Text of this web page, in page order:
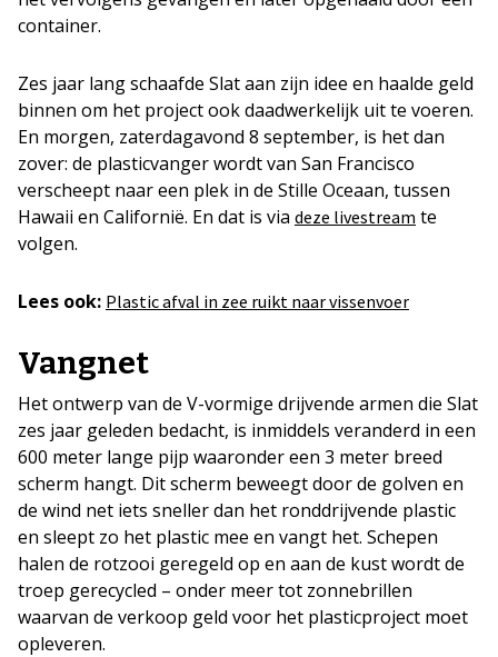
container.
Zes jaar lang schaafde Slat aan zijn idee en haalde geld
binnen om het project ook daadwerkelijk uit te voeren.
En morgen, zaterdagavond 8 september, is het dan
zover: de plasticvanger wordt van San Francisco
verscheept naar een plek in de Stille Oceaan, tussen
Hawaii en Californië. En dat is via deze livestream te
volgen.
Lees ook: Plastic afval in zee ruikt naar vissenvoer
Vangnet
Het ontwerp van de V-vormige drijvende armen die Slat
zes jaar geleden bedacht, is inmiddels veranderd in een
600 meter lange pijp waaronder een 3 meter breed
scherm hangt. Dit scherm beweegt door de golven en
de wind net iets sneller dan het ronddrijvende plastic
en sleept zo het plastic mee en vangt het. Schepen
halen de rotzooi geregeld op en aan de kust wordt de
troep gerecycled – onder meer tot zonnebrillen
waarvan de verkoop geld voor het plasticproject moet
opleveren.